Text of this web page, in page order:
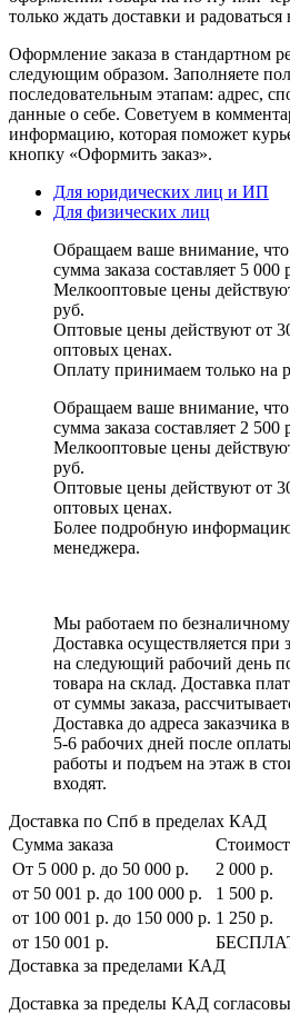
только ждать доставки и
Оформление заказа в стандартном
следующим образом. Заполняете
последовательным этапам: адрес,
данные о себе. Советуем в
информацию, которая поможет
кнопку «Оформить заказ».
Для юридических лиц и ИП
Для физических лиц
Обращаем ваше внимание,
сумма заказа составляет 5 000
Мелкооптовые цены
руб.
Оптовые цены действуют от
оптовых ценах.
Оплату принимаем только на
Обращаем ваше внимание,
сумма заказа составляет 2 500
Мелкооптовые цены
руб.
Оптовые цены действуют от
оптовых ценах.
Более подробную
менеджера.
Мы работаем по безналичному
Доставка осуществляется при
на следующий рабочий день
товара на склад. Доставка
от суммы заказа,
Доставка до адреса заказчика
5-6 рабочих дней после
работы и подъем на этаж в
входят.
Доставка по Спб в пределах КАД
Сумма заказа
От 5 000 р. до 50 000 р.
2 000 р.
от 50 001 р. до 100 000 р.
1 500 р.
от 100 001 р. до 150 000 р. 1 250 р.
от 150 001 р.
Доставка за пределами КАД
Доставка за пределы КАД